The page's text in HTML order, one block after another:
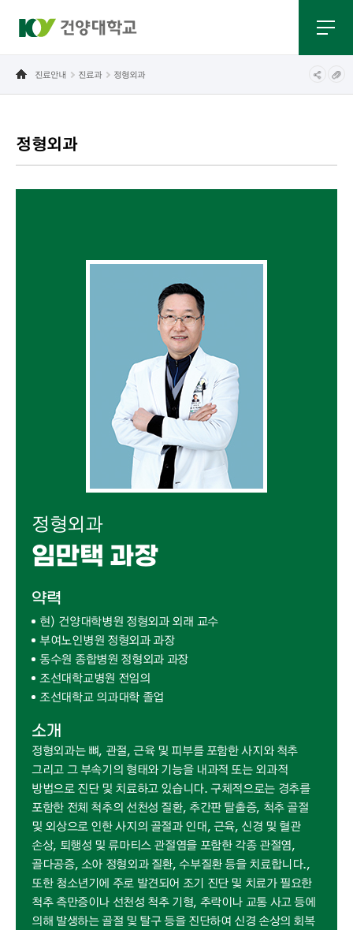
진료안내 진료과 정형외과
정형외과
정형외과
임만택 과장
약력
현) 건양대학병원 정형외과 외래 교수
부여노인병원 정형외과 과장
동수원 종합병원 정형외과 과장
조선대학교병원 전임의
조선대학교 의과대학 졸업
소개
정형외과는 뼈, 관절, 근육 및 피부를 포함한 사지와 척추
그리고 그 부속기의 형태와 기능을 내과적 또는 외과적
방법으로 진단 및 치료하고 있습니다. 구체적으로는 경추를
포함한 전체 척추의 선천성 질환, 추간판 탈출증, 척추 골절
및 외상으로 인한 사지의 골절과 인대, 근육, 신경 및 혈관
손상, 퇴행성 및 류마티스 관절염을 포함한 각종 관절염,
골다공증, 소아 정형외과 질환, 수부질환 등을 치료합니다.,
또한 청소년기에 주로 발견되어 조기 진단 및 치료가 필요한
척추 측만증이나 선천성 척추 기형, 추락이나 교통 사고 등에
의해 발생하는 골절 및 탈구 등을 진단하여 신경 손상의 회복